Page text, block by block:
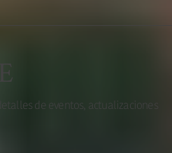
de eventos, actualizaciones